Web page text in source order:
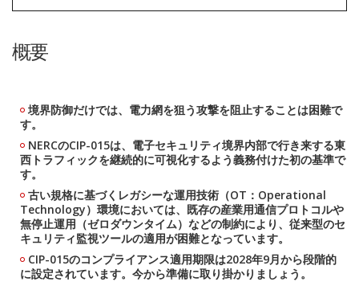
概要
境界防御だけでは、電力網を狙う攻撃を阻止することは困難で
す。
NERCのCIP-015は、電子セキュリティ境界内部で行き来する東
西トラフィックを継続的に可視化するよう義務付けた初の基準で
す。
古い規格に基づくレガシーな運用技術（OT：Operational
Technology）環境においては、既存の産業用通信プロトコルや
無停止運用（ゼロダウンタイム）などの制約により、従来型のセ
キュリティ監視ツールの適用が困難となっています。
CIP-015のコンプライアンス適用期限は2028年9月から段階的
に設定されています。今から準備に取り掛かりましょう。